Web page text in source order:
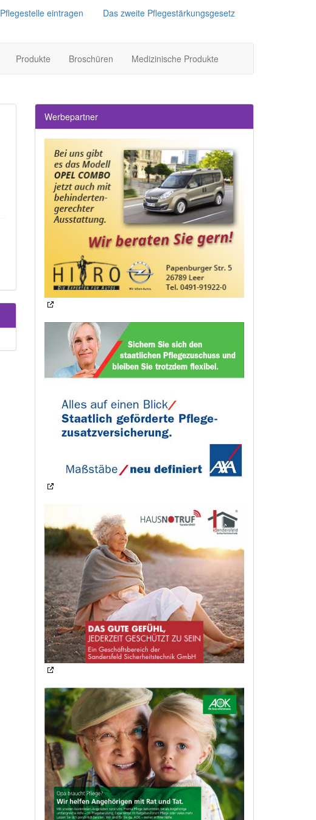
Pflegestelle eintragen Das zweite Pflegestärkungsgesetz
Produkte Broschüren Medizinische Produkte
Werbepartner